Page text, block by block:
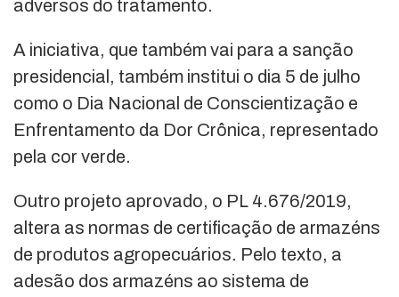
adversos do tratamento.
A iniciativa, que também vai para a sanção
presidencial, também institui o dia 5 de julho
como o Dia Nacional de Conscientização e
Enfrentamento da Dor Crônica, representado
pela cor verde.
Outro projeto aprovado, o PL 4.676/2019,
altera as normas de certificação de armazéns
de produtos agropecuários. Pelo texto, a
adesão dos armazéns ao sistema de